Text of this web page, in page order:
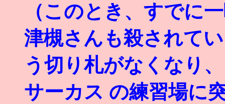
（このとき、すでに
津槻さんも殺されて
う切り札がなくなり
サーカス の練習場に